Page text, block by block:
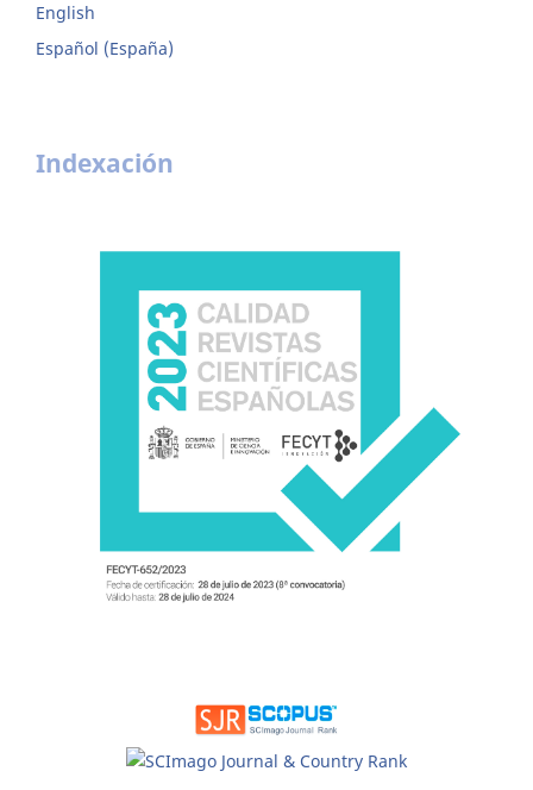
English
Español (España)
Indexación